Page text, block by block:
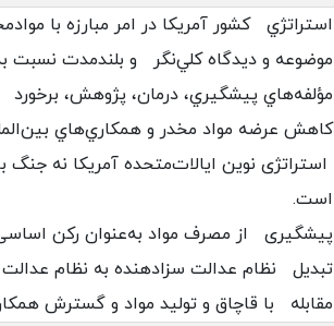
استراتژي كشور آمريكا در امر مبارزه با
موضوعه و ديدگاه كلي‌نگر و بلندمدت نسبت
مؤلفه‌هاي پيشگيري، درمان، پژوهش،
كاهش عرضه مواد مخدر و همكاري‌هاي
استراتژی نوین ایالات‌متحده آمریکا نه جنگ
است.
پیشگیری از مصرف مواد به‌عنوان رکن
تبدیل نظام عدالت سزادهنده به نظام عدالت
مقابله با قاچاق و تولید مواد و گسترش